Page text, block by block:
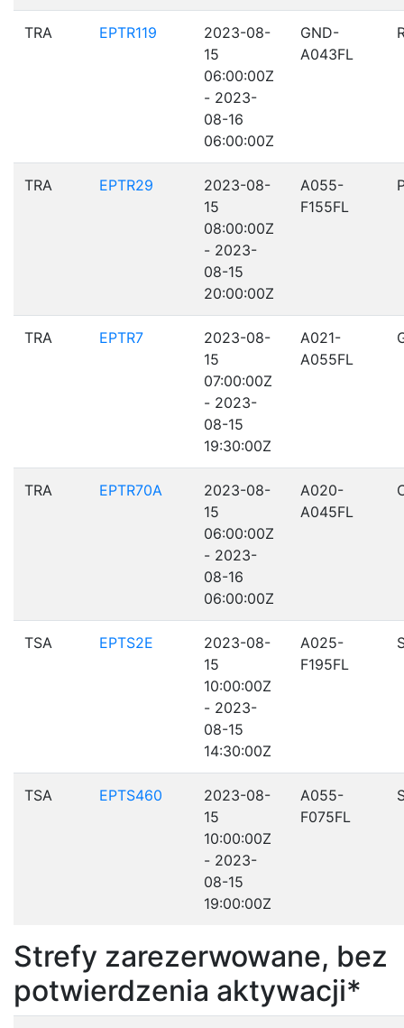
TRA EPTR119
2023-08-
15
06:00:00Z
- 2023-
08-16
06:00:00Z
GND-
A043FL
TRA EPTR29
2023-08-
15
08:00:00Z
- 2023-
08-15
20:00:00Z
A055-
F155FL
TRA EPTR7
2023-08-
15
07:00:00Z
- 2023-
08-15
19:30:00Z
A021-
A055FL
TRA EPTR70A
2023-08-
15
06:00:00Z
- 2023-
08-16
06:00:00Z
A020-
A045FL
TSA EPTS2E
2023-08-
15
10:00:00Z
- 2023-
08-15
14:30:00Z
A025-
F195FL
TSA EPTS460
2023-08-
15
10:00:00Z
- 2023-
08-15
19:00:00Z
A055-
F075FL
Strefy zarezerwowane, bez
potwierdzenia aktywacji*